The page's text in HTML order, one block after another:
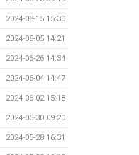
2024-08-15 15:30
2024-08-05 14:21
2024-06-26 14:34
2024-06-04 14:47
2024-06-02 15:18
2024-05-30 09:20
2024-05-28 16:31